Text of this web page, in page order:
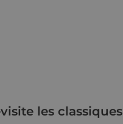
les classiques